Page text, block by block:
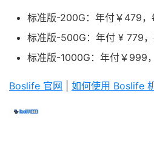
标准版-200G：年付￥479，
标准版-500G：年付 ¥ 779，
标准版-1000G：年付￥999
Boslife 官网 如何使用 Boslife